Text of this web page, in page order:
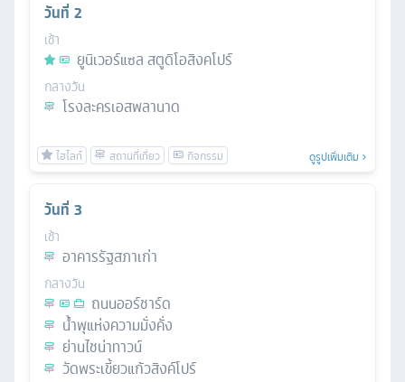
วันที่ 2
เช้า
ยูนิเวอร์แซล สตูดิโอสิงคโปร์
กลางวัน
โรงละครเอสพลานาด
ดูรูปเพิ่มเติม
วันที่ 3
เช้า
อาคารรัฐสภาเก่า
กลางวัน
ถนนออร์ชาร์ด
นํ้าพุแห่งความมั่งคั่ง
ย่านไชน่าทาวน์
วัดพระเขี้ยวแก้วสิงค์โปร์